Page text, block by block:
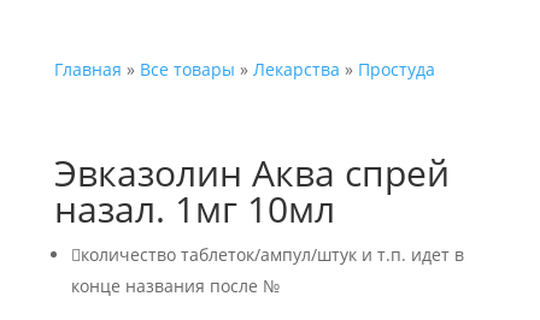
Главная » Все товары » Лекарства » Простуда
Эвказолин Аква спрей
назал. 1мг 10мл
количество таблеток/ампул/штук и т.п. идет в
конце названия после №